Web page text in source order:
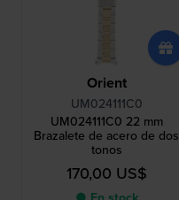
Orient
UM024111C0
UM024111C0 22 mm
Brazalete de acero de dos
tonos
170,00 US$